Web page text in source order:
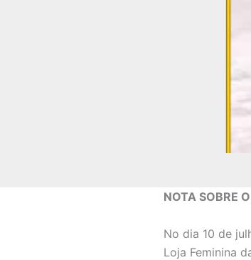
NOTA SOBRE
No dia 10 de
Loja Feminina